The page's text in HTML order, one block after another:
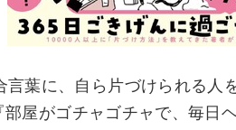
言葉に、自ら片づけられる
屋がゴチャゴチャで、毎日